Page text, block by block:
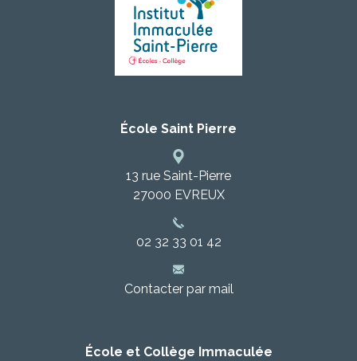
École Saint Pierre
13 rue Saint-Pierre
27000 EVREUX
02 32 33 01 42
Contacter par mail
École et Collège Immaculée